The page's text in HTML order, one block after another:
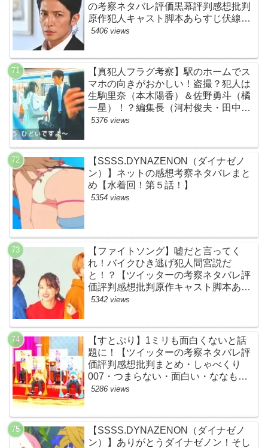
の考察ネタバレ評価黒幕評判感想批判
原作犯人キャスト脚本あらすじ伏線ま
とめ】
5406 views
【真犯人フラグ考察】駅のホームでス
マホの向きがおかしい！盗撮？犯人は
生駒里奈（本木陽香）＆佐野勇斗（橘
一星）！？編集長（河村俊夫・田中哲
司説も？【ネット・ツイッターの考察
5376 views
【SSSS.DYNAZENON（ダイナゼノ
ン）】ネットの感想考察ネタバレまと
め【水着回！第５話！】
5354 views
【ファイトソング】嘘だと言ってく
れ！バイクひき逃げ犯人間宮説だ
と！？【ツイッターの考察ネタバレ評
価評判感想批判原作キャスト脚本あら
すじ伏線まとめ犯人黒幕・ドラマ・交
5342 views
【すとぷり】1ミリも面白くないと話
題に！【ツイッターの考察ネタバレ評
価評判感想批判まとめ・しゃべくり
007・つまらない・面白い・ななも
り。・ジェル・さとみ・ころん・るぅ
5286 views
【SSSS.DYNAZENON（ダイナゼノ
ン）】ありがとうダイナゼノン！そし